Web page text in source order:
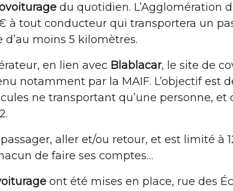
du quotidien. L’Agglomération
à tout conducteur qui transportera un
moins 5 kilomètres.
en lien avec Blablacar, le site de
notamment par la MAIF. L’objectif est
ne transportant qu’une personne, et
aller et/ou retour, et est limité à
de faire ses comptes…
ont été mises en place, rue des